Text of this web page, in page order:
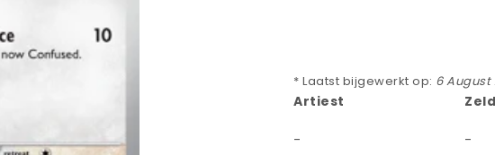
* Laatst bijgewerkt op: 6 August
Artiest
- -